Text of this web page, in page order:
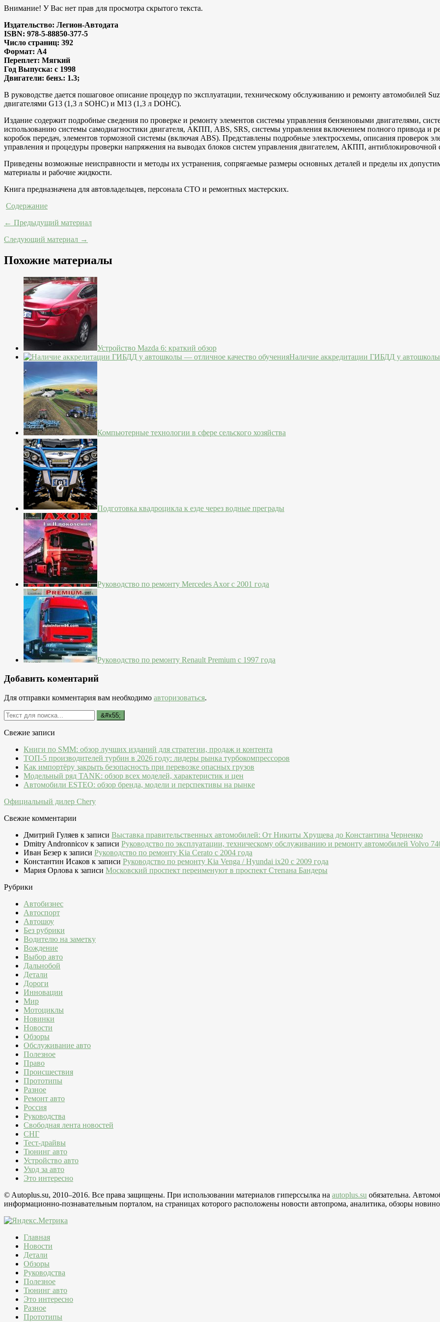
Внимание! У Вас нет прав для просмотра скрытого текста.
Издательство: Легион-Aвтодата
ISBN: 978-5-88850-377-5
Число страниц: 392
Формат: A4
Переплет: Мягкий
Год Выпуска: с 1998
Двигатели: бенз.: 1.3;
В руководстве дается пошаговое описание процедур по эксплуатации, техническому обслуживанию и ремонту автомобилей
двигателями G13 (1,3 л SOHC) и М13 (1,3 л DOHC).
Издание содержит подробные сведения по проверке и ремонту элементов системы управления бензиновыми двигателями,
использованию системы самодиагностики двигателя, АКПП, ABS, SRS, системы управления включением полного привода и
коробок передач, элементов тормозной системы (включая ABS). Представлены подробные электросхемы, описания проверок
управления и процедуры проверки напряжения на выводах блоков систем управления двигателем, АКПП,
Приведены возможные неисправности и методы их устранения, сопрягаемые размеры основных деталей и пределы их
материалы и рабочие жидкости.
Книга предназначена для автовладельцев, персонала СТО и ремонтных мастерских.
Содержание
← Предыдущий материал
Следующий материал →
Похожие материалы
Устройство Mazda 6: краткий обзор
Наличие аккредитации ГИБДД у
Компьютерные технологии в сфере сельского хозяйства
Подготовка квадроцикла к езде через водные преграды
Руководство по ремонту Mercedes Axor с 2001 года
Руководство по ремонту Renault Premium с 1997 года
Добавить коментарий
Для отправки комментария вам необходимо авторизоваться.
Свежие записи
Книги по SMM: обзор лучших изданий для стратегии, продаж и контента
ТОП-5 производителей турбин в 2026 году: лидеры рынка турбокомпрессоров
Как импортёру закрыть безопасность при перевозке опасных грузов
Модельный ряд TANK: обзор всех моделей, характеристик и цен
Автомобили ESTEO: обзор бренда, модели и перспективы на рынке
Официальный дилер Chery
Свежие комментарии
Дмитрий Гуляев к записи Выставка правительственных автомобилей: От Никиты Хрущева до Константина Черненко
Dmitry Andronnicov к записи Руководство по эксплуатации, техническому обслуживанию и ремонту автомобилей Volvo
Иван Безер к записи Руководство по ремонту Kia Cerato c 2004 года
Константин Исаков к записи Руководство по ремонту Kia Venga / Hyundai ix20 c 2009 года
Мария Орлова к записи Московский проспект переименуют в проспект Степана Бандеры
Рубрики
Автобизнес
Автоспорт
Автошоу
Без рубрики
Водителю на заметку
Вождение
Выбор авто
Дальнобой
Детали
Дороги
Инновации
Мир
Мотоциклы
Новинки
Новости
Обзоры
Обслуживание авто
Полезное
Право
Происшествия
Прототипы
Разное
Ремонт авто
Россия
Руководства
Свободная лента новостей
СНГ
Тест-драйвы
Тюнинг авто
Устройство авто
Уход за авто
Это интересно
© Autoplus.su, 2010–2016. Все права защищены. При использовании материалов гиперссылка на autoplus.su обязательна.
информационно-познавательным порталом, на страницах которого расположены новости автопрома, аналитика, обзоры
Главная
Новости
Детали
Обзоры
Руководства
Полезное
Тюнинг авто
Это интересно
Разное
Прототипы